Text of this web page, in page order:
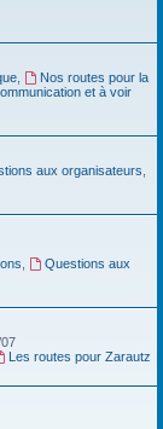
,
Nos routes pour la
et à voir
aux organisateurs
Questions aux
Les routes pour Zarautz